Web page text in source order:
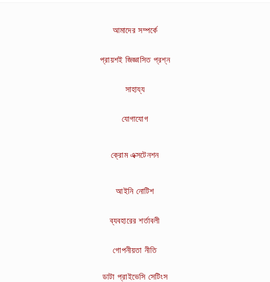
আমাদের সম্পর্কে
প্রায়শই জিজ্ঞাসিত প্রশ্ন
সাহায্য
যোগাযোগ
ক্রোম এক্সটেনশন
আইনি নোটিশ
ব্যবহারের শর্তাবলী
গোপনীয়তা নীতি
ডাটা প্রাইভেসি সেটিংস